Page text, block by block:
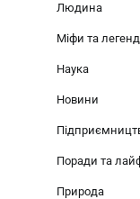
Людина
Міфи та
Наука
Новини
Поради та
Природа